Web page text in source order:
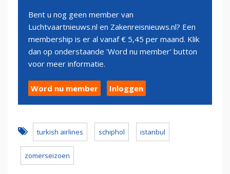
Bent u nog geen member van
Luchtvaartnieuws.nl en Zakenreisnieuws.nl? Een
membership is er al vanaf € 5,45 per maand. Klik
dan op onderstaande 'Word nu member' button
voor meer informatie.
Word nu member Inloggen
turkish airlines schiphol istanbul
zomerseizoen